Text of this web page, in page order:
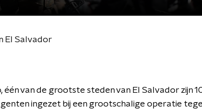
El Salvador
één van de grootste steden van El Salvador zijn
ingezet bij een grootschalige operatie